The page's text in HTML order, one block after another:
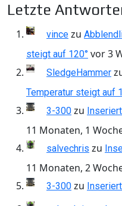
Letzte
vince zu
steigt auf 120° vor 3
SledgeHammer
Temperatur steigt auf
3-300 zu
11 Monaten, 1
salvechris zu
11 Monaten, 2
3-300 zu